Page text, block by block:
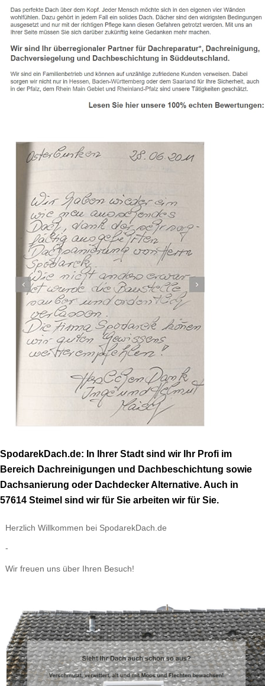
SpodarekDach.de: In Ihrer Stadt sind wir Ihr Profi im
Bereich Dachreinigungen und Dachbeschichtung sowie
Dachsanierung oder Dachdecker Alternative. Auch in
57614 Steimel sind wir für Sie arbeiten wir für Sie.
Herzlich Willkommen bei SpodarekDach.de
-
Wir freuen uns über Ihren Besuch!